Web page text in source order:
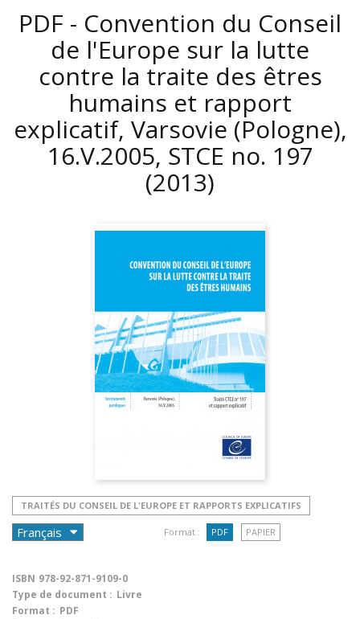
PDF - Convention du Conseil
de l'Europe sur la lutte
contre la traite des êtres
humains et rapport
explicatif, Varsovie (Pologne),
16.V.2005, STCE no. 197
(2013)
TRAITÉS DU CONSEIL DE L'EUROPE ET RAPPORTS EXPLICATIFS
Format : PDF PAPIER
ISBN 978-92-871-9109-0
Type de document : Livre
Format : PDF